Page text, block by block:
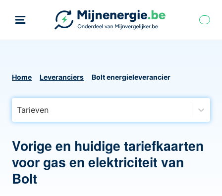
Home Leveranciers Bolt energieleverancier
Tarieven
Vorige en huidige tariefkaarten
voor gas en elektriciteit van
Bolt